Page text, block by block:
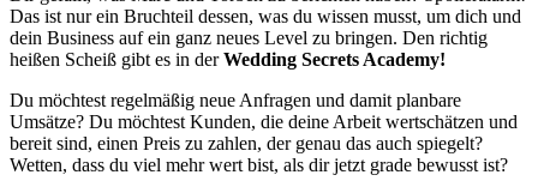
Das ist nur ein Bruchteil dessen, was du wissen musst, um dich und
dein Business auf ein ganz neues Level zu bringen. Den richtig
heißen Scheiß gibt es in derWedding Secrets Academy!
Du möchtest regelmäßig neue Anfragen und damit planbare
Umsätze? Du möchtest Kunden, die deine Arbeit wertschätzen und
bereit sind, einen Preis zu zahlen, der genau das auch spiegelt?
Wetten, dass du viel mehr wert bist, als dir jetzt grade bewusst ist?